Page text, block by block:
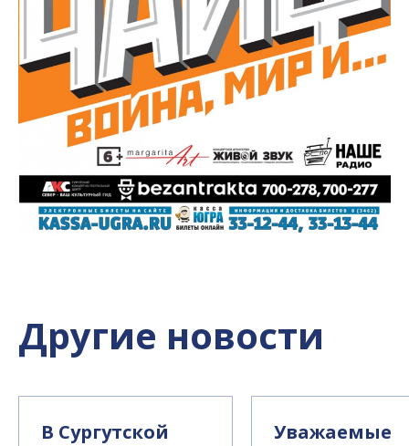
Другие новости
В Сургутской
Уважаемые